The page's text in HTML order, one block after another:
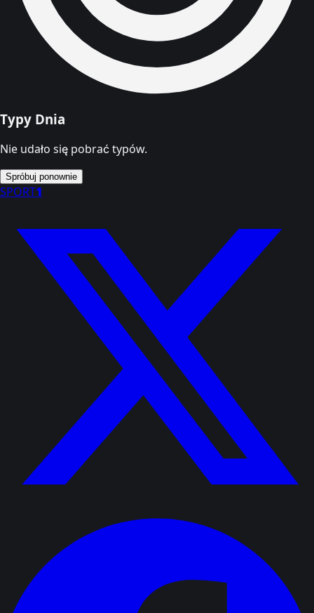
Typy Dnia
Nie udało się pobrać typów.
Spróbuj ponownie
SPORT1